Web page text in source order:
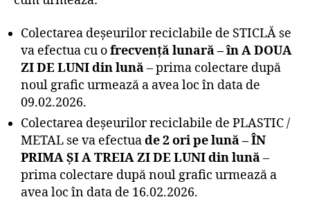
Colectarea deșeurilor reciclabile de STICLĂ se
va efectua cu ofrecvență lunară – în A DOUA
ZI DE LUNI din lună– prima colectare după
noul grafic urmează a avea loc în data de
09.02.2026.
Colectarea deșeurilor reciclabile de PLASTIC /
METAL se va efectuade 2 ori pe lună – ÎN
PRIMA ȘI A TREIA ZI DE LUNI din lună–
prima colectare după noul grafic urmează a
avea loc în data de 16.02.2026.